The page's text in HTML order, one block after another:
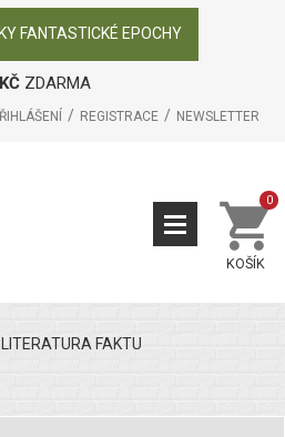
FANTASTICKÉ EPOCHY
ZDARMA
REGISTRACE NEWSLETTER
KOŠÍK
0
LITERATURA FAKTU